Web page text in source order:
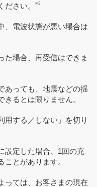
さい。
※2
、電波状態が悪い場合は
た場合、再受信はできま
あっても、地震などの揺
るとは限りません。
用する／しない」を切り
設定した場合、1回の充
とがあります。
っては、お客さまの現在